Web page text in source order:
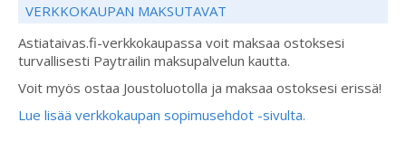
VERKKOKAUPAN MAKSUTAVAT
Astiataivas.fi-verkkokaupassa voit maksaa ostoksesi
turvallisesti Paytrailin maksupalvelun kautta.
Voit myös ostaa Joustoluotolla ja maksaa ostoksesi erissä!
Lue lisää verkkokaupan sopimusehdot -sivulta.